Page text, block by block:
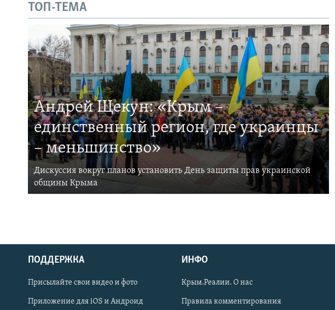
Українською
Qırımtatar
ТОП-ТЕМА
Андрей Щекун: «Крым –
единственный регион, где украинцы
– меньшинство»
Дискуссия вокруг планов установить День защиты прав украинской
общины Крыма
ПОДДЕРЖКА
Присылайте свои видео и фото
Приложение для iOS и Андроид
ИНФО
Крым.Реалии. О нас
Правила комментирования